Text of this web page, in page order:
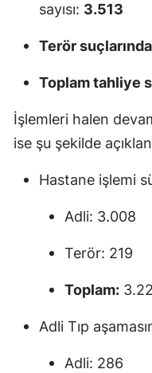
sayısı: 3.513
Terör
Toplam tahliye
İşlemleri halen
ise şu şekilde
Hastane işlemi
Adli: 3.008
Terör: 219
Toplam:
Adli Tıp
Adli: 286